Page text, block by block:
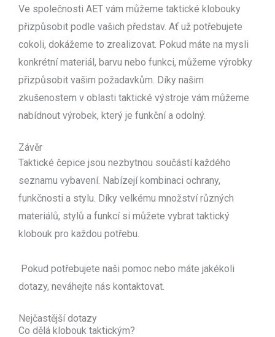
Ve společnosti AET vám můžeme taktické klobouky
přizpůsobit podle vašich představ. Ať už potřebujete
cokoli, dokážeme to zrealizovat. Pokud máte na mysli
konkrétní materiál, barvu nebo funkci, můžeme výrobky
přizpůsobit vašim požadavkům. Díky našim
zkušenostem v oblasti taktické výstroje vám můžeme
nabídnout výrobek, který je funkční a odolný.
Závěr
Taktické čepice jsou nezbytnou součástí každého
seznamu vybavení. Nabízejí kombinaci ochrany,
funkčnosti a stylu. Díky velkému množství různých
materiálů, stylů a funkcí si můžete vybrat taktický
klobouk pro každou potřebu.
Pokud potřebujete naši pomoc nebo máte jakékoli
dotazy, neváhejte nás kontaktovat.
Nejčastější dotazy
Co dělá klobouk taktickým?